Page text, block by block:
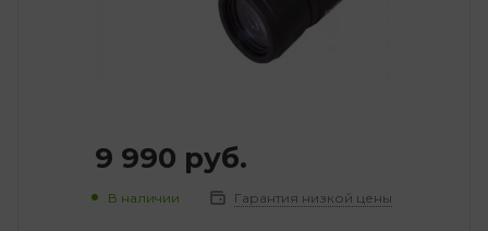
9 990 руб.
В наличии Гарантия низкой цены